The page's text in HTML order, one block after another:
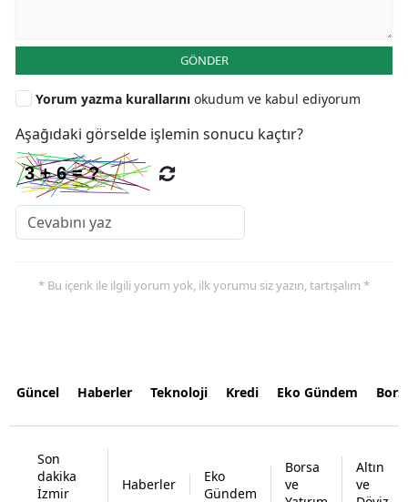
GÖNDER
Yorum yazma kurallarını okudum ve kabul ediyorum
Aşağıdaki görselde işlemin sonucu kaçtır?
* Bu içerik ile ilgili yorum yok, ilk yorumu siz yazın, tartışalım *
Güncel Haberler Teknoloji Kredi Eko Gündem
Son
dakika
İzmir
Haberler
Eko
Gündem
Borsa
ve
Altın
ve